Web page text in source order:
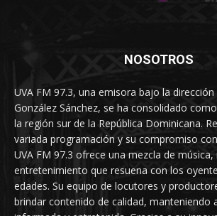
NOSOTROS
UVA FM 97.3, una emisora bajo la dirección
González Sánchez, se ha consolidado
la región sur de la República Dominicana.
variada programación y su compromiso
UVA FM 97.3 ofrece una mezcla de
entretenimiento que resuena con los
edades. Su equipo de locutores y
brindar contenido de calidad, manteniendo